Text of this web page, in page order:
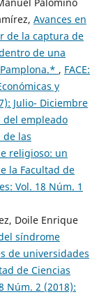
Avances en
de la captura de
de una
, FACE:
y
Julio- Diciembre
del empleado
las
religioso: un
la Facultad de
Vol. 18 Núm. 1
Doile Enrique
síndrome
de universidades
de Ciencias
Núm. 2 (2018):